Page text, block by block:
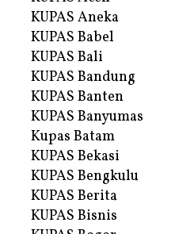
KUPAS Aneka
KUPAS Babel
KUPAS Bali
KUPAS Bandung
KUPAS Banten
KUPAS Banyumas
Kupas Batam
KUPAS Bekasi
KUPAS Bengkulu
KUPAS Berita
KUPAS Bisnis